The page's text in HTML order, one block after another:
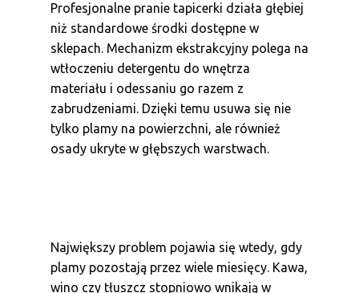
Profesjonalne pranie tapicerki działa głębiej
niż standardowe środki dostępne w
sklepach. Mechanizm ekstrakcyjny polega na
wtłoczeniu detergentu do wnętrza
materiału i odessaniu go razem z
zabrudzeniami. Dzięki temu usuwa się nie
tylko plamy na powierzchni, ale również
osady ukryte w głębszych warstwach.
Największy problem pojawia się wtedy, gdy
plamy pozostają przez wiele miesięcy. Kawa,
wino czy tłuszcz stopniowo wnikają w